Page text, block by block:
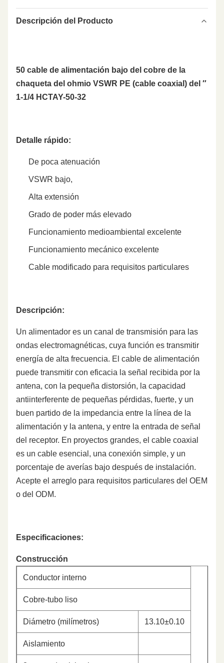
Descripción del Producto
50 cable de alimentación bajo del cobre de la
chaqueta del ohmio VSWR PE (cable coaxial) del ″
1-1/4 HCTAY-50-32
Detalle rápido:
De poca atenuación
VSWR bajo,
Alta extensión
Grado de poder más elevado
Funcionamiento medioambiental excelente
Funcionamiento mecánico excelente
Cable modificado para requisitos particulares
Descripción:
Un alimentador es un canal de transmisión para las
ondas electromagnéticas, cuya función es transmitir
energía de alta frecuencia. El cable de alimentación
puede transmitir con eficacia la señal recibida por la
antena, con la pequeña distorsión, la capacidad
antiinterferente de pequeñas pérdidas, fuerte, y un
buen partido de la impedancia entre la línea de la
alimentación y la antena, y entre la entrada de señal
del receptor. En proyectos grandes, el cable coaxial
es un cable esencial, una conexión simple, y un
porcentaje de averías bajo después de instalación.
Acepte el arreglo para requisitos particulares del OEM
o del ODM.
Especificaciones:
Construcción
Conductor interno
Cobre-tubo liso
Diámetro (milímetros) 13.10±0.10
Aislamiento